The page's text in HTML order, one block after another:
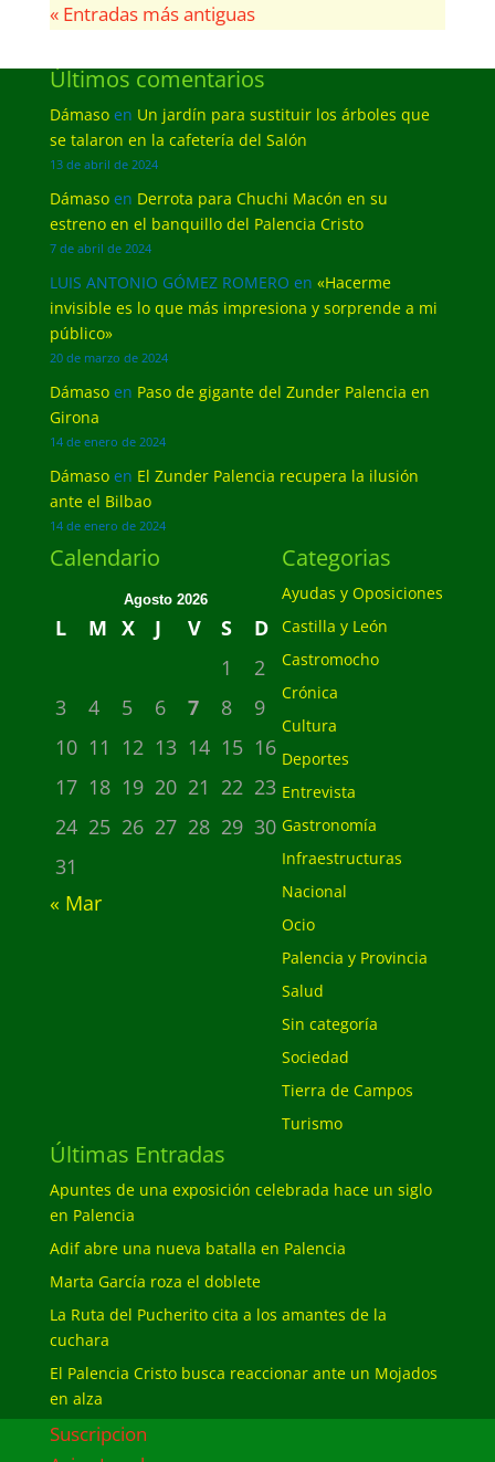
« Entradas más antiguas
Últimos comentarios
Dámasoen Un jardín para sustituir los árboles que
se talaron en la cafetería del Salón
13 de abril de 2024
Dámasoen Derrota para Chuchi Macón en su
estreno en el banquillo del Palencia Cristo
7 de abril de 2024
LUIS ANTONIO GÓMEZ ROMERO en «Hacerme
invisible es lo que más impresiona y sorprende a mi
público»
20 de marzo de 2024
Dámasoen Paso de gigante del Zunder Palencia en
Girona
14 de enero de 2024
Dámasoen El Zunder Palencia recupera la ilusión
ante el Bilbao
14 de enero de 2024
Calendario
Agosto 2026
L M X J V S
D
1
2
3
4 5 6 7 8
9
10 11 12 13 14 15 16
17 18 19 20 21 22 23
24 25 26 27 28 29 30
31
« Mar
Categorias
Ayudas y Oposiciones
Castilla y León
Castromocho
Crónica
Cultura
Deportes
Entrevista
Gastronomía
Infraestructuras
Nacional
Ocio
Palencia y Provincia
Salud
Sin categoría
Sociedad
Tierra de Campos
Turismo
Últimas Entradas
Apuntes de una exposición celebrada hace un siglo
en Palencia
Adif abre una nueva batalla en Palencia
Marta García roza el doblete
La Ruta del Pucherito cita a los amantes de la
cuchara
El Palencia Cristo busca reaccionar ante un Mojados
en alza
Suscripcion